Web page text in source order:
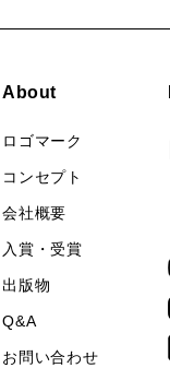
About
ロゴマーク
コンセプト
会社概要
入賞・受賞
出版物
Q&A
お問い合わせ